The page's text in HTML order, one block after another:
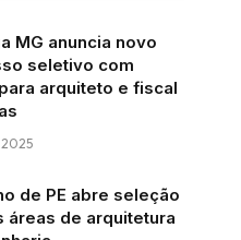
MG anuncia novo
seletivo com
arquiteto e fiscal
de PE abre seleção
áreas de arquitetura